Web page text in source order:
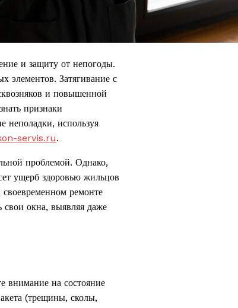
и защиту от непогоды.
элементов. Затягивание с
и повышенной
признаки
неполадки, используя
servis.ru.
проблемой. Однако,
ущерб здоровью жильцов
ремонте
свои окна, выявляя даже
внимание на состояние
(трещины, сколы,